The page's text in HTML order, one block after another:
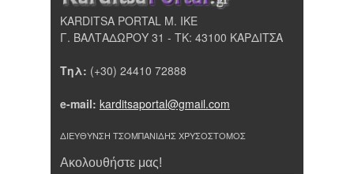
KARDITSA PORTAL Μ. ΙΚΕ
Γ. ΒΑΛΤΑΔΩΡΟΥ 31 - ΤΚ: 43100 ΚΑΡΔΙΤΣΑ
Τηλ: (+30) 24410 72888
e-mail: karditsaportal@gmail.com
ΔΙΕΥΘΥΝΣΗ ΤΣΟΜΠΑΝΙΔΗΣ ΧΡΥΣΟΣΤΟΜΟΣ
Ακολουθήστε μας!